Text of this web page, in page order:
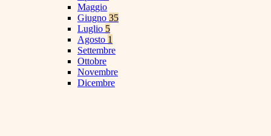
Maggio
Giugno 35
Luglio 5
Agosto 1
Settembre
Ottobre
Novembre
Dicembre